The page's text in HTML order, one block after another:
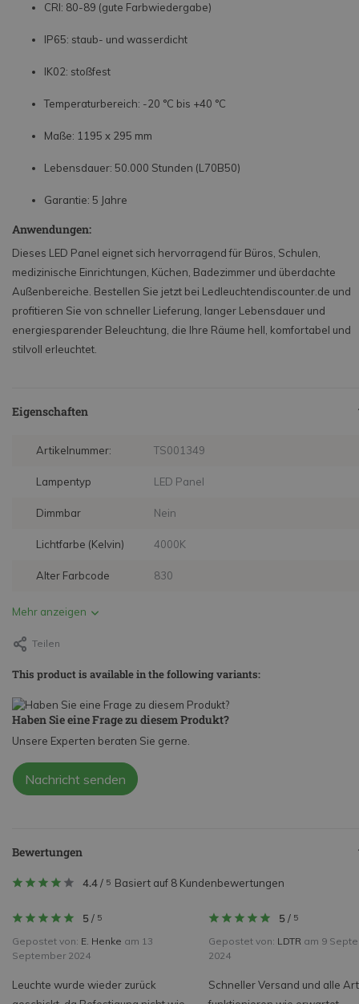
CRI: 80-89 (gute Farbwiedergabe)
IP65: staub- und wasserdicht
IK02: stoßfest
Temperaturbereich: -20 °C bis +40 °C
Maße: 1195 x 295 mm
Lebensdauer: 50.000 Stunden (L70B50)
Garantie: 5 Jahre
Anwendungen:
Dieses LED Panel eignet sich hervorragend für Büros, Schulen,
medizinische Einrichtungen, Küchen, Badezimmer und überdachte
Außenbereiche. Bestellen Sie jetzt bei Ledleuchtendiscounter.de und
profitieren Sie von schneller Lieferung, langer Lebensdauer und
energiesparender Beleuchtung, die Ihre Räume hell, komfortabel und
stilvoll erleuchtet.
Eigenschaften
Artikelnummer: TS001349
Lampentyp LED Panel
Dimmbar Nein
Lichtfarbe (Kelvin) 4000K
Alter Farbcode 830
Mehr anzeigen
Teilen
This product is available in the following variants:
Haben Sie eine Frage zu diesem Produkt?
Unsere Experten beraten Sie gerne.
Nachricht senden
Bewertungen
4.4/ 5 Basiert auf 8 Kundenbewertungen
5/ 5
Gepostet von: E. Henke am 13
September 2024
Leuchte wurde wieder zurück
5/ 5
Gepostet von: LDTR am 9
2024
Schneller Versand und alle